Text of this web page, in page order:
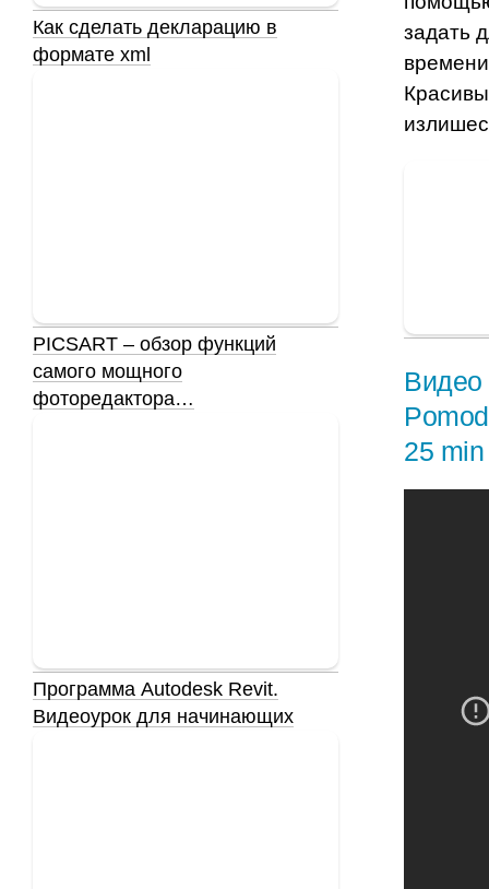
задать
Видео
25
Как сделать декларацию в
формате xml
PICSART – обзор функций
самого мощного
фоторедактора…
Программа Autodesk Revit.
Видеоурок для начинающих